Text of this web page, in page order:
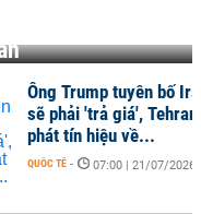
Ông Trump tuyên bố Iran
phải 'trả giá', Tehran
tín hiệu về...
TẾ - 07:00 | 21/07/2026